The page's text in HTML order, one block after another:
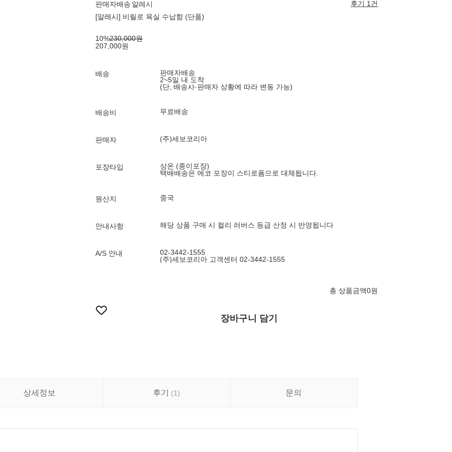
판매자배송 알레시
후기 1건
[알레시] 비릴로 욕실 수납함 (단품)
10%230,000원
207,000원
배송
판매자배송
2~5일 내 도착
(단, 배송사·판매자 상황에 따라 변동 가능)
배송비 무료배송
판매자 (주)세보코리아
포장타입
상온 (종이포장)
택배배송은 에코 포장이 스티로폼으로 대체됩니다.
원산지 중국
안내사항 해당 상품 구매 시 컬리 러버스 등급 산정 시 반영됩니다
A/S 안내
02-3442-1555
(주)세보코리아 고객센터 02-3442-1555
총 상품금액0원
장바구니 담기
상세정보 후기 (1) 문의